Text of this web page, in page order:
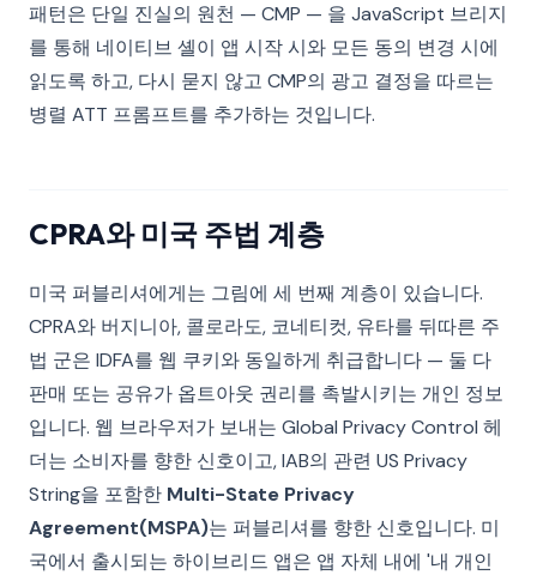
패턴은 단일 진실의 원천 — CMP — 을 JavaScript 브리지
를 통해 네이티브 셸이 앱 시작 시와 모든 동의 변경 시에
읽도록 하고, 다시 묻지 않고 CMP의 광고 결정을 따르는
병렬 ATT 프롬프트를 추가하는 것입니다.
CPRA와 미국 주법 계층
미국 퍼블리셔에게는 그림에 세 번째 계층이 있습니다.
CPRA와 버지니아, 콜로라도, 코네티컷, 유타를 뒤따른 주
법 군은 IDFA를 웹 쿠키와 동일하게 취급합니다 — 둘 다
판매 또는 공유가 옵트아웃 권리를 촉발시키는 개인 정보
입니다. 웹 브라우저가 보내는 Global Privacy Control 헤
더는 소비자를 향한 신호이고, IAB의 관련 US Privacy
String을 포함한 Multi-State Privacy
Agreement(MSPA)는 퍼블리셔를 향한 신호입니다. 미
국에서 출시되는 하이브리드 앱은 앱 자체 내에 '내 개인